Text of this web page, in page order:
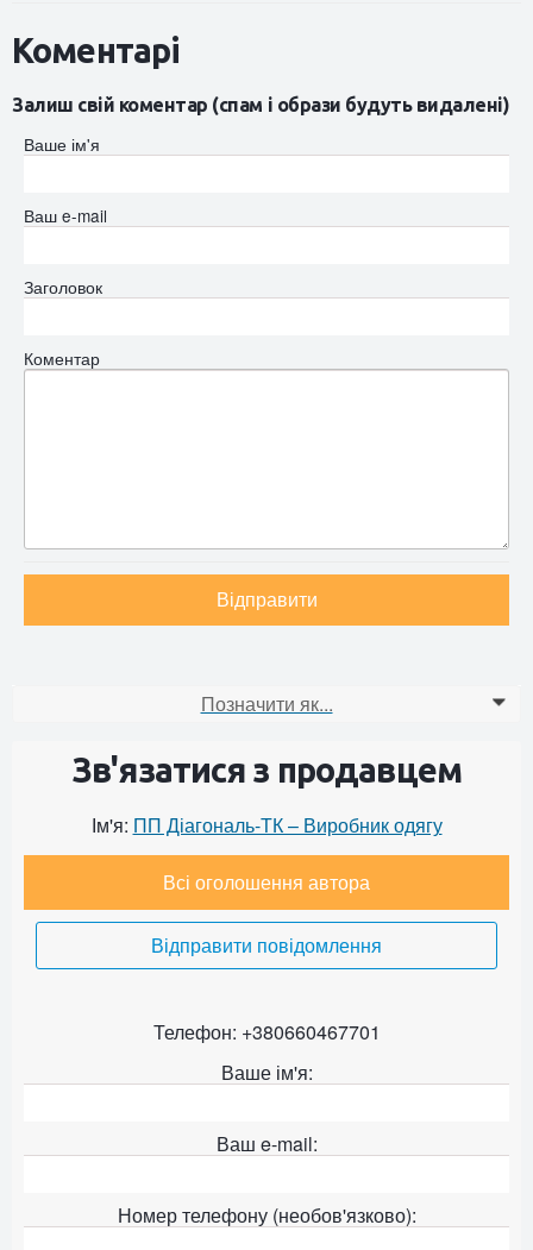
Коментарі
Залиш свій коментар (спам і образи будуть видалені)
Ваше ім'я
Ваш e-mail
Заголовок
Коментар
Відправити
Позначити як... 0
Зв'язатися з продавцем
Ім'я: ПП Діагональ-ТК – Виробник одягу
Всі оголошення автора
Відправити повідомлення
Телефон: +380660467701
Ваше ім'я:
Ваш e-mail:
Номер телефону (необов'язково):